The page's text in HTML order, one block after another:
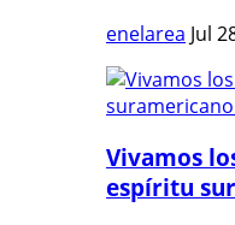
enelarea Jul
Vivamos
espíritu